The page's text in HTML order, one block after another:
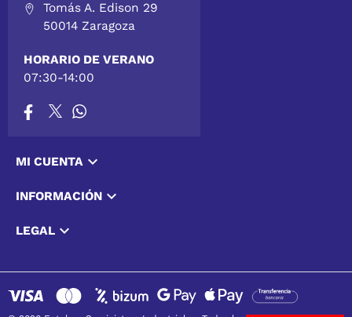
Tomás A. Edison 29
50014 Zaragoza
HORARIO DE VERANO
07:30-14:00
MI CUENTA 
INFORMACIÓN 
LEGAL 